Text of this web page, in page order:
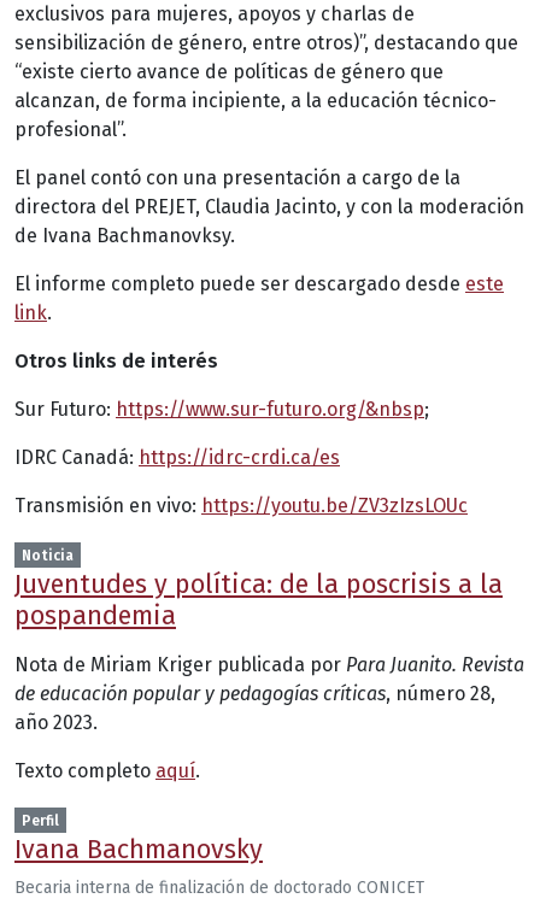
exclusivos para mujeres, apoyos y charlas de
sensibilización de género, entre otros)”, destacando que
“existe cierto avance de políticas de género que
alcanzan, de forma incipiente, a la educación técnico-
profesional”.
El panel contó con una presentación a cargo de la
directora del PREJET, Claudia Jacinto, y con la moderación
de Ivana Bachmanovksy.
El informe completo puede ser descargado desde este
link.
Otros links de interés
Sur Futuro: https://www.sur-futuro.org/&nbsp;
IDRC Canadá: https://idrc-crdi.ca/es
Transmisión en vivo: https://youtu.be/ZV3zIzsLOUc
Noticia
Juventudes y política: de la poscrisis a la
pospandemia
Nota de Miriam Kriger publicada por Para Juanito. Revista
de educación popular y pedagogías críticas, número 28,
año 2023.
Texto completo aquí.
Perfil
Ivana Bachmanovsky
Becaria interna de finalización de doctorado CONICET